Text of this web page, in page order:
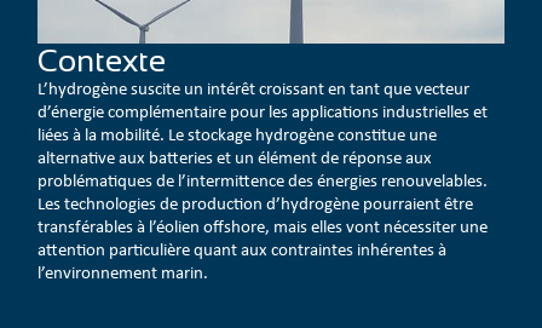
Contexte
L’hydrogène suscite un intérêt croissant en tant que vecteur
d’énergie complémentaire pour les applications industrielles et
liées à la mobilité. Le stockage hydrogène constitue une
alternative aux batteries et un élément de réponse aux
problématiques de l’intermittence des énergies renouvelables.
Les technologies de production d’hydrogène pourraient être
transférables à l’éolien offshore, mais elles vont nécessiter une
attention particulière quant aux contraintes inhérentes à
l’environnement marin.